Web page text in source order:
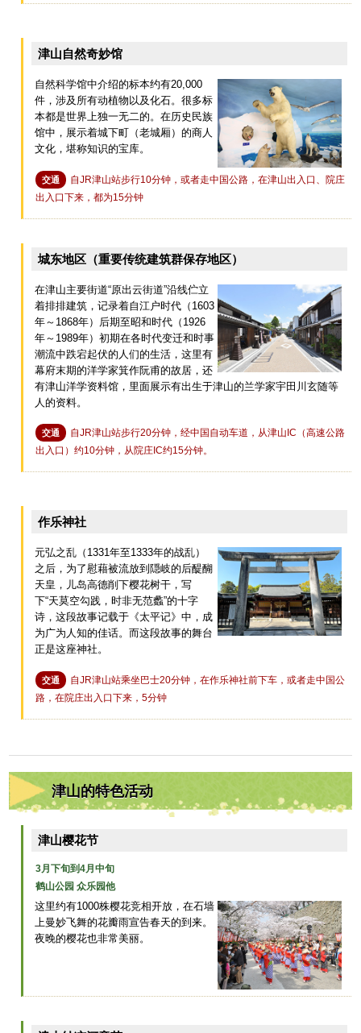
津山自然奇妙馆
自然科学馆中介绍的标本约有20,000
件，涉及所有动植物以及化石。很多标
本都是世界上独一无二的。在历史民族
馆中，展示着城下町（老城厢）的商人
文化，堪称知识的宝库。
交通
自JR津山站步行10分钟，或者走中国公路，在津山出入口、院庄
出入口下来，都为15分钟
城东地区（重要传统建筑群保存地区）
在津山主要街道“原出云街道”沿线伫立
着排排建筑，记录着自江户时代（1603
年～1868年）后期至昭和时代（1926
年～1989年）初期在各时代变迁和时事
潮流中跌宕起伏的人们的生活，这里有
幕府末期的洋学家箕作阮甫的故居，还
有津山洋学资料馆，里面展示有出生于津山的兰学家宇田川玄随等
人的资料。
交通
自JR津山站步行20分钟，经中国自动车道，从津山IC（高速公路
出入口）约10分钟，从院庄IC约15分钟。
作乐神社
元弘之乱（1331年至1333年的战乱）
之后，为了慰藉被流放到隠岐的后醍醐
天皇，儿岛高德削下樱花树干，写
下“天莫空勾践，时非无范蠡”的十字
诗，这段故事记载于《太平记》中，成
为广为人知的佳话。而这段故事的舞台
正是这座神社。
交通
自JR津山站乘坐巴士20分钟，在作乐神社前下车，或者走中国公
路，在院庄出入口下来，5分钟
津山的特色活动
津山樱花节
3月下旬到4月中旬
鹤山公园 众乐园他
这里约有1000株樱花竞相开放，在石墙
上曼妙飞舞的花瓣雨宣告春天的到来。
夜晚的樱花也非常美丽。